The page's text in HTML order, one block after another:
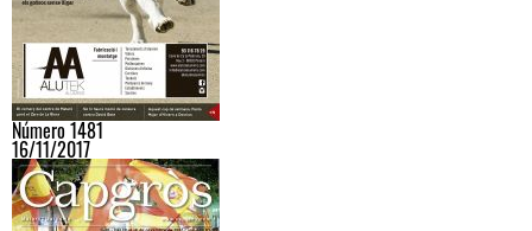
Número 1481
16/11/2017